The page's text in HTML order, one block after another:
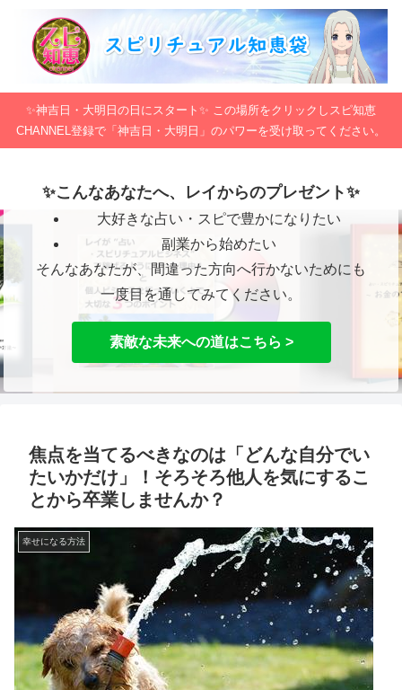
✨神吉日・大明日の日にスタート✨ この場所をクリックしスピ知恵
CHANNEL登録で「神吉日・大明日」のパワーを受け取ってください。
✨こんなあなたへ、レイからのプレゼント✨
大好きな占い・スピで豊かになりたい
副業から始めたい
そんなあなたが、間違った方向へ行かないためにも
一度目を通してみてください。
素敵な未来への道はこちら >
焦点を当てるべきなのは「どんな自分でい
たいかだけ」！そろそろ他人を気にするこ
とから卒業しませんか？
幸せになる方法